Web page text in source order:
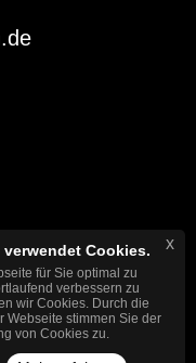
verwendet Cookies.
für Sie optimal zu
verbessern zu
wir Cookies. Durch die
Webseite stimmen Sie der
von Cookies zu.
x